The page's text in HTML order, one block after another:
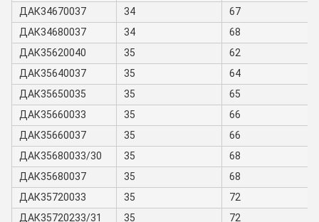
ДАК34670037
34
67
ДАК34680037
34
68
ДАК35620040
35
62
ДАК35640037
35
64
ДАК35650035
35
65
ДАК35660033
35
66
ДАК35660037
35
66
ДАК35680033/30
35
68
ДАК35680037
35
68
ДАК35720033
35
72
ДАК35720233/31
35 72